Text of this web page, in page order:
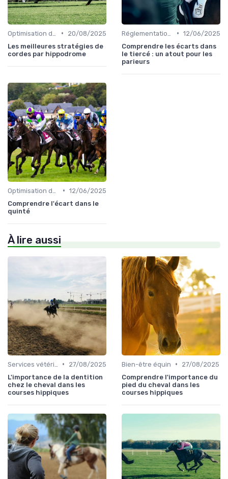
•
20/08/2025
Les meilleures stratégies de
cordes par hippodrome
• 12/06/2025
Comprendre les écarts dans
le tiercé : un atout pour les
parieurs
• 12/06/2025
Comprendre l'écart dans le
quinté
À lire aussi
•
27/08/2025
L'importance de la dentition
chez le cheval dans les
courses hippiques
Bien-être équin •
27/08/2025
Comprendre l'importance du
pied du cheval dans les
courses hippiques